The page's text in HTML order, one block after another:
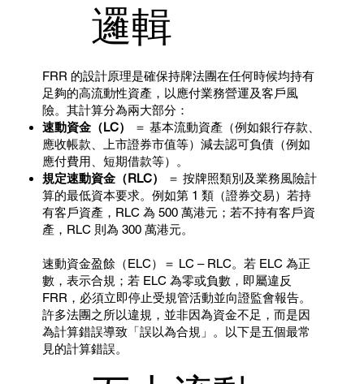
邏輯
FRR 的設計原理是確保持牌法團在任何時候均持有
足夠的高流動性資產，以應付業務營運及客戶風
險。其計算分為兩大部分：
速動資金（LC）
＝ 基本流動資產（例如銀行存款、
應收帳款、上市證券市值等）減去認可負債（例如
應付費用、短期借款等）。
規定速動資金（RLC）
＝ 按牌照類別及業務風險計
算的最低資本要求。例如第 1 類（證券交易）若持
有客戶資產，RLC 為 500 萬港元；若不持有客戶資
產，RLC 則為 300 萬港元。
速動資金盈餘（ELC）＝ LC – RLC。若 ELC 為正
數，表示合規；若 ELC 為零或負數，即屬違反
FRR，必須立即停止受規管活動並向證監會報告。
許多法團之所以違規，並非因為資金不足，而是因
為計算錯誤導致「誤以為合規」。以下是五個最常
見的計算錯誤。